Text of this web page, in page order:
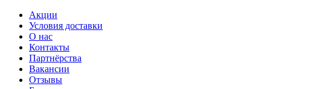
Акции
Условия доставки
О нас
Контакты
Партнёрства
Вакансии
Отзывы